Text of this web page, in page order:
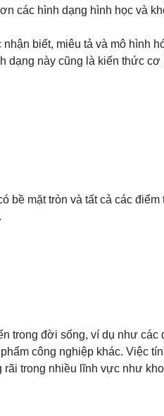
các hình dạng hình học và
biết, miêu tả và mô hình
dạng này cũng là kiến thức
bề mặt tròn và tất cả các điểm
trong đời sống, ví dụ như các
công nghiệp khác. Việc
trong nhiều lĩnh vực như